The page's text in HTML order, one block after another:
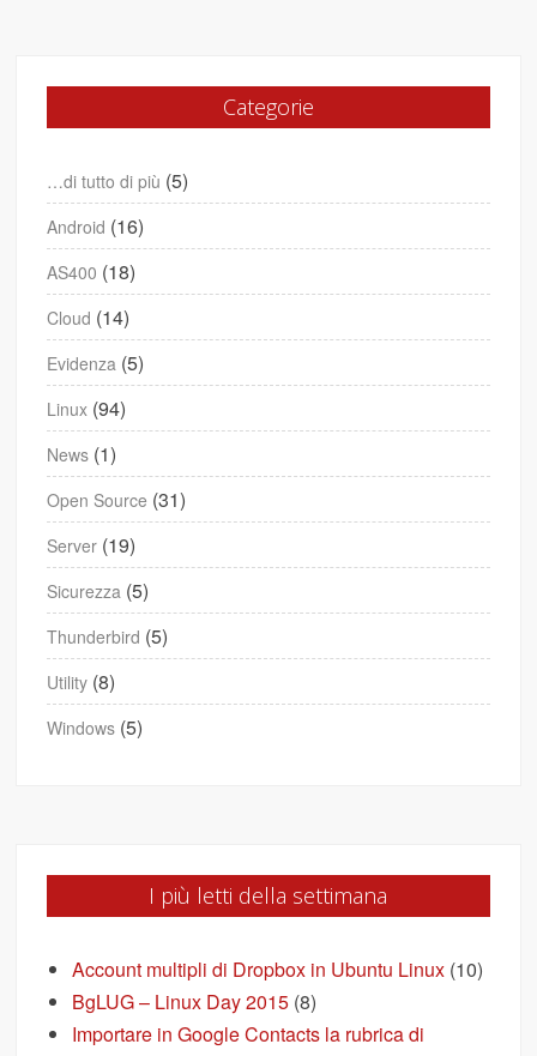
Categorie
…di tutto di più (5)
Android (16)
AS400 (18)
Cloud (14)
Evidenza (5)
Linux (94)
News (1)
Open Source (31)
Server (19)
Sicurezza (5)
Thunderbird (5)
Utility (8)
Windows (5)
I più letti della settimana
Account multipli di Dropbox in Ubuntu Linux (10)
BgLUG – Linux Day 2015 (8)
Importare in Google Contacts la rubrica di